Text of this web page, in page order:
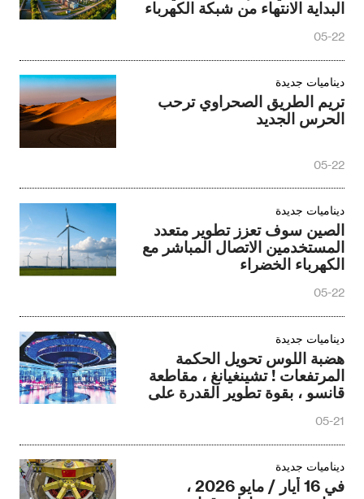
البداية الانتهاء من شبكة الكهرباء
05-22
ديناميات جديدة
تريم الطريق الصحراوي ترحب
الحرس الجديد
05-22
ديناميات جديدة
الصين سوف تعزز تطوير متعدد
المستخدمين الاتصال المباشر مع
الكهرباء الخضراء
05-22
ديناميات جديدة
هضبة اللوس تحويل الحكمة
المرتفعات ! تشينغيانغ ، مقاطعة
قانسو ، بقوة تطوير القدرة على
05-21
ديناميات جديدة
في 16 أيار / مايو 2026 ،